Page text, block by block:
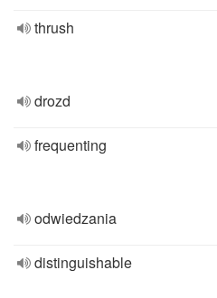
thrush
drozd
frequenting
odwiedzania
distinguishable